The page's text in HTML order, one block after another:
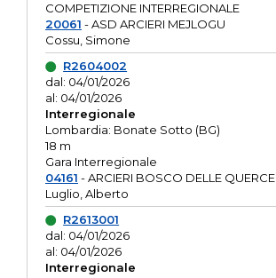
COMPETIZIONE INTERREGIONALE
20061 - ASD ARCIERI MEJLOGU
Cossu, Simone
R2604002
dal: 04/01/2026
al: 04/01/2026
Interregionale
Lombardia: Bonate Sotto (BG)
18 m
Gara Interregionale
04161 - ARCIERI BOSCO DELLE QUERCE
Luglio, Alberto
R2613001
dal: 04/01/2026
al: 04/01/2026
Interregionale